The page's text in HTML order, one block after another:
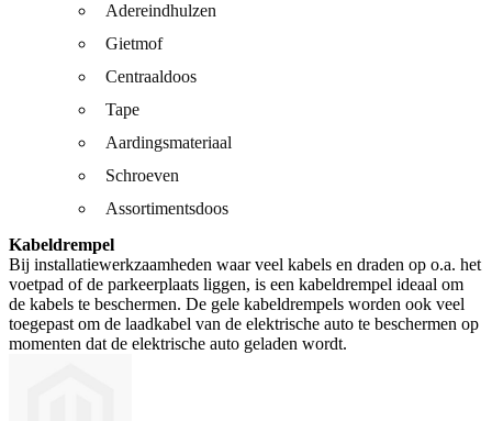
Adereindhulzen
Gietmof
Centraaldoos
Tape
Aardingsmateriaal
Schroeven
Assortimentsdoos
Kabeldrempel
Bij installatiewerkzaamheden waar veel kabels en draden op o.a. het
voetpad of de parkeerplaats liggen, is een kabeldrempel ideaal om
de kabels te beschermen. De gele kabeldrempels worden ook veel
toegepast om de laadkabel van de elektrische auto te beschermen op
momenten dat de elektrische auto geladen wordt.